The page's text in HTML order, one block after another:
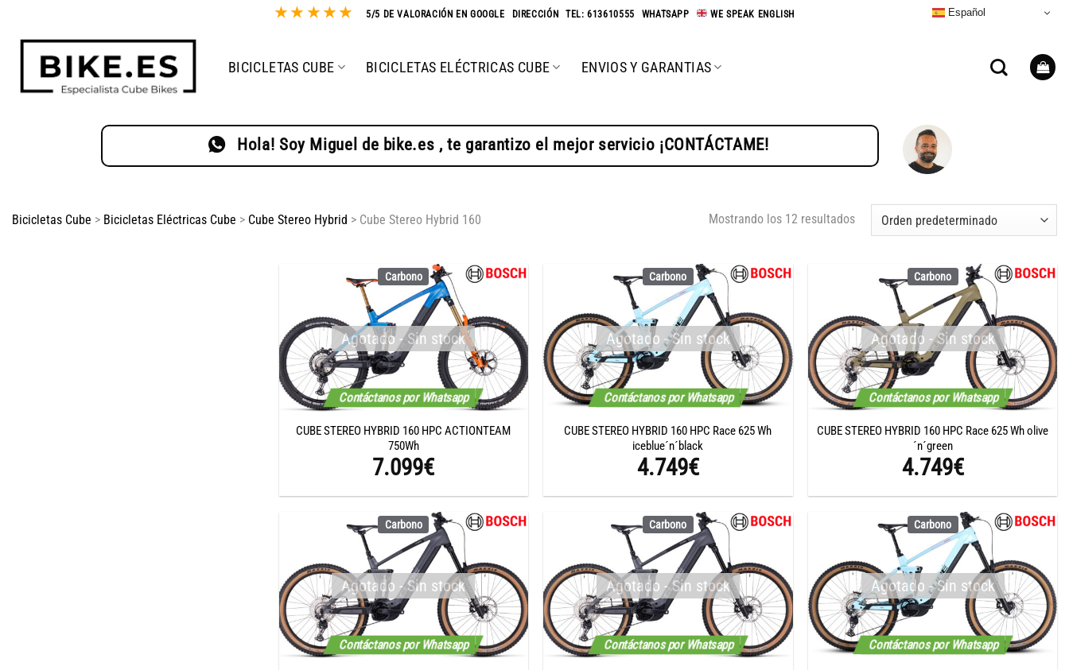
★ ★ ★★★ 5/5 DE VALORACIÓN EN GOOGLE DIRECCIÓN -TEL: 613610555 WHATSAPP WE SPEAK ENGLISH Español
BICICLETAS CUBE BICICLETAS ELÉCTRICAS CUBE ENVIOS Y GARANTIAS
Hola! Soy Miguel de bike.es , te garantizo el mejor servicio ¡CONTÁCTAME!
Bicicletas Cube > Bicicletas Eléctricas Cube > Cube Stereo Hybrid > Cube Stereo Hybrid 160 Mostrando los 12 resultados
Carbono
Contáctanos por Whatsapp
Agotado - Sin stock
CUBE STEREO HYBRID 160 HPC ACTIONTEAM
750Wh
7.099€
Carbono
Contáctanos por Whatsapp
Agotado - Sin stock
CUBE STEREO HYBRID 160 HPC Race 625 Wh
iceblue´n´black
4.749€
Carbono
Contáctanos por Whatsapp
Agotado - Sin stock
CUBE STEREO HYBRID 160 HPC Race 625 Wh olive
´n´green
4.749€
Carbono
Contáctanos por Whatsapp
Agotado - Sin stock
Carbono
Contáctanos por Whatsapp
Agotado - Sin stock
Carbono
Contáctanos por Whatsapp
Agotado - Sin stock